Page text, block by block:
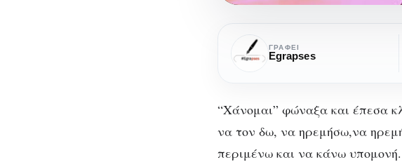
ιστορία
τη
Χαρά
Σίνου
ΓΡΆΦΕΙ
Egrapses
“Χάνομαι” φώναξα και έπεσα
να τον δω, να ηρεμήσω,να
περιμένω και να κάνω